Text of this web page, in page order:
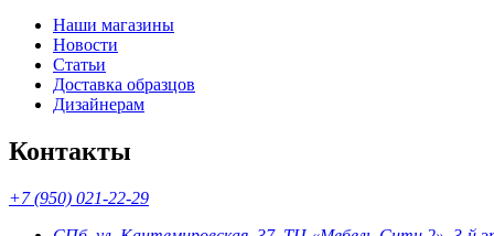
Наши магазины
Новости
Статьи
Доставка образцов
Дизайнерам
Контакты
+7 (950) 021-22-29